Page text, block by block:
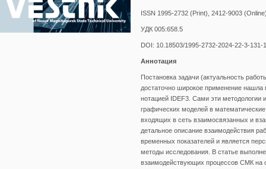
ISSN 1995-2732 (Print), 2412-9003
УДК 005:658.5
DOI: 10.18503/1995-2732-2024-22-3-131-
Аннотация
Постановка задачи (актуальность
достаточно широкое применение нашла
нотацией IDEF3. Сами эти методологии
графических моделей в
входящих в сеть взаимосвязанных и
детальное описание взаимодействия
временных показателей и является
методы исследования. В статье
взаимодействующих процессов СМК на